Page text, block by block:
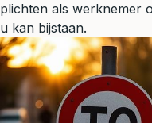
plichten als werknemer
u kan bijstaan.